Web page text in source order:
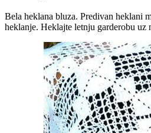
Bela heklana bluza. Predivan heklani
heklanje. Heklajte letnju garderobu uz